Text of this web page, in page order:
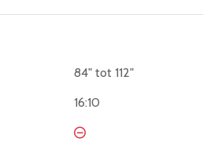
84" tot 112"
16:10